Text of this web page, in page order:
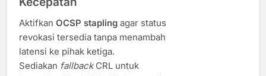
Aktifkan OCSP stapling agar status
revokasi tersedia tanpa menambah
latensi ke pihak ketiga.
Sediakan fallbackCRL untuk